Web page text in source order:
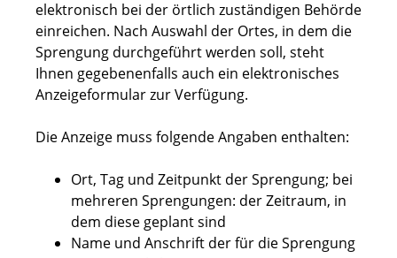
elektronisch bei der örtlich zuständigen Behörde
einreichen. Nach Auswahl der Ortes, in dem die
Sprengung durchgeführt werden soll, steht
Ihnen gegebenenfalls auch ein elektronisches
Anzeigeformular zur Verfügung.
Die Anzeige muss folgende Angaben enthalten:
Ort, Tag und Zeitpunkt der Sprengung; bei
mehreren Sprengungen: der Zeitraum, in
dem diese geplant sind
Name und Anschrift der für die Sprengung